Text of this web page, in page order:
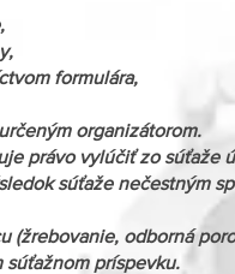
formulára,
organizátorom.
právo vylúčiť zo súťaže
súťaže nečestným
(žrebovanie, odborná
príspevku.